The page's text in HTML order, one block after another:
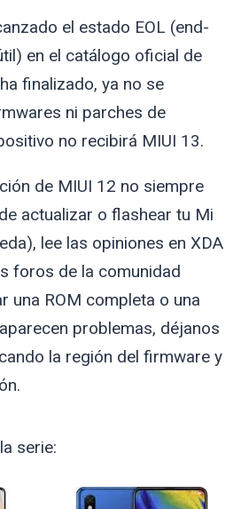
el estado EOL (end-
en el catálogo oficial de
finalizado, ya no se
ni parches de
no recibirá MIUI 13.
de MIUI 12 no siempre
actualizar o flashear tu Mi
), lee las opiniones en XDA
foros de la comunidad
una ROM completa o una
problemas, déjanos
la región del firmware y
serie: